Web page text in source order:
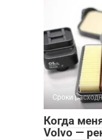
Сроки
Когда
Volvo —